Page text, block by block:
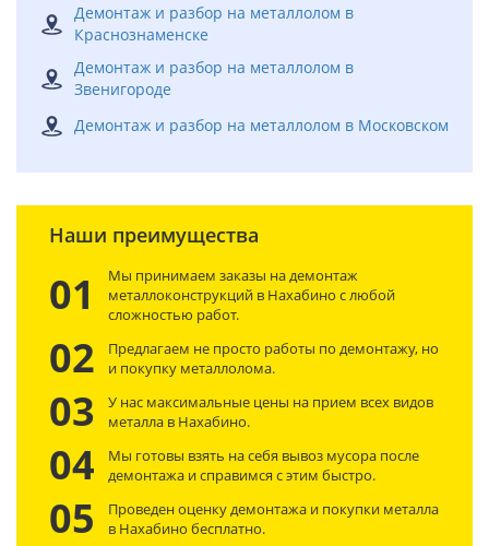
Демонтаж и разбор на металлолом в
Краснознаменске
Демонтаж и разбор на металлолом в
Звенигороде
Демонтаж и разбор на металлолом в Московском
Наши преимущества
01
Мы принимаем заказы на демонтаж
металлоконструкций в Нахабино с любой
сложностью работ.
02
Предлагаем не просто работы по демонтажу, но
и покупку металлолома.
03
У нас максимальные цены на прием всех видов
металла в Нахабино.
04
Мы готовы взять на себя вывоз мусора после
демонтажа и справимся с этим быстро.
05
Проведен оценку демонтажа и покупки металла
в Нахабино бесплатно.